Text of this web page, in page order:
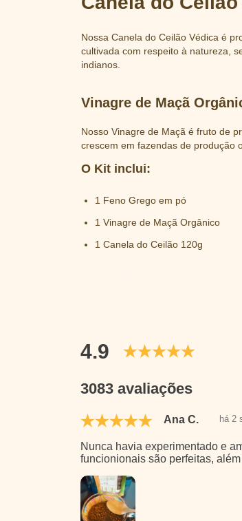
Nossa Canela do Ceilão Védica é
cultivada com respeito à natureza,
indianos.
Vinagre de Maçã
Nosso Vinagre de Maçã é fruto de
crescem em fazendas de produção
O Kit inclui:
1 Feno Grego em pó
1 Vinagre de Maçã Orgânico
1 Canela do Ceilão 120g
4.9
3083 avaliações
Ana C. há 2
Nunca havia experimentado e
funcionionais são perfeitas,